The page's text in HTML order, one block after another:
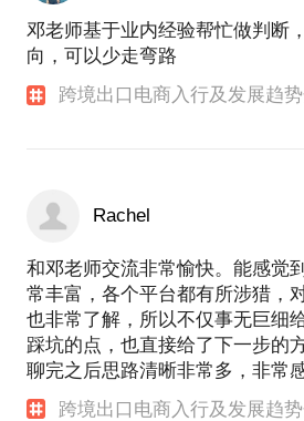
邓老师基于业内经验帮忙做判断
向，可以少走弯路
跨境出口电商入行及发展趋
Rachel
和邓老师交流非常愉快。能感觉
常丰富，各个平台都有所涉猎，
也非常了解，所以不仅事无巨细
踩坑的点，也直接给了下一步的
聊完之后思路清晰非常多，非常感
跨境出口电商入行及发展趋